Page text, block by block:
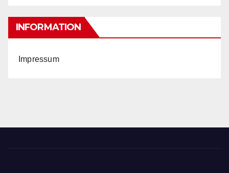
INFORMATION
Impressum